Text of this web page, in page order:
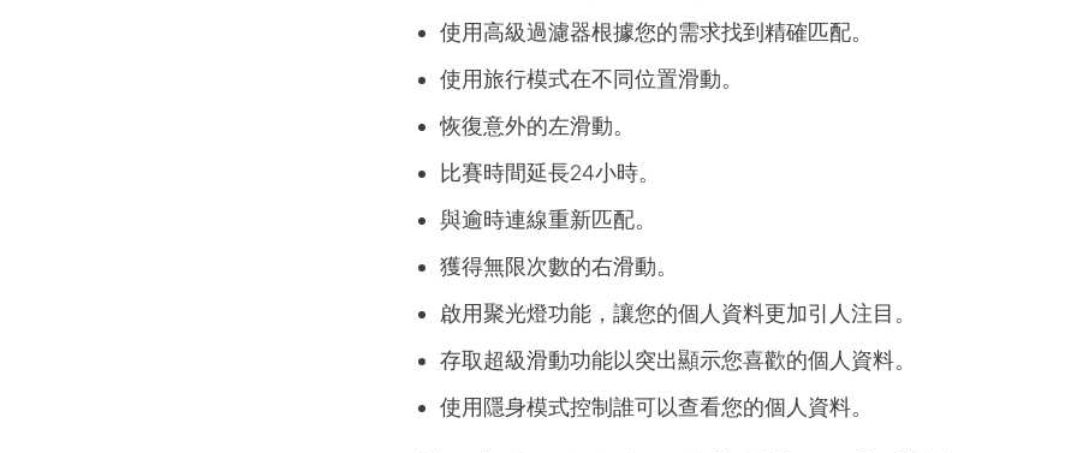
使用高級過濾器根據您的需求找到精確匹配。
使用旅行模式在不同位置滑動。
恢復意外的左滑動。
比賽時間延長24小時。
與逾時連線重新匹配。
獲得無限次數的右滑動。
啟用聚光燈功能，讓您的個人資料更加引人注目。
存取超級滑動功能以突出顯示您喜歡的個人資料。
使用隱身模式控制誰可以查看您的個人資料。